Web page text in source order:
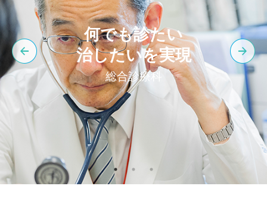
何でも診たい
治したいを実現
総合診療科